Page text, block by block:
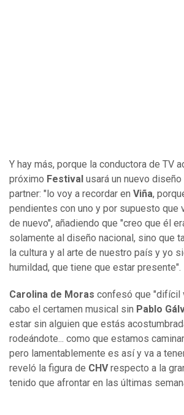
Y hay más, porque la conductora de TV
próximo Festival usará un nuevo diseño
partner: "lo voy a recordar en Viña,
pendientes con uno y por supuesto que
de nuevo", añadiendo que "creo que él
solamente al diseño nacional, sino que
la cultura y al arte de nuestro país y yo
humildad, que tiene que estar presente".
Carolina de Moras confesó que "difícil
cabo el certamen musical sin Pablo
estar sin alguien que estás
rodeándote... como que estamos
pero lamentablemente es así y va a
reveló la figura de CHVrespecto a la
tenido que afrontar en las últimas